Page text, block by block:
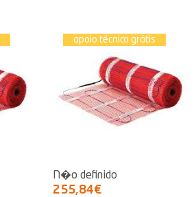
apoio técnico grátis
N�o definido
255,84€